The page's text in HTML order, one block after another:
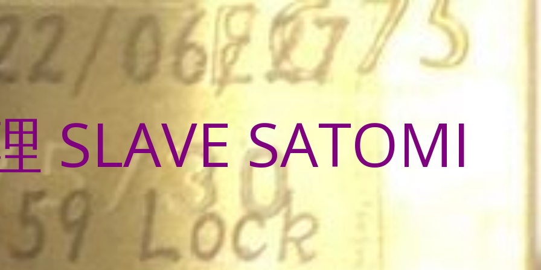
SLAVE SATOMI